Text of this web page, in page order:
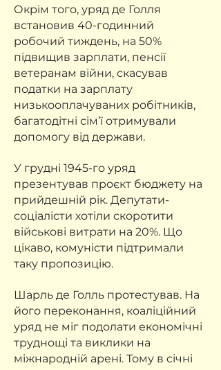
Окрім того, уряд де Голля
встановив 40-годинний
робочий тиждень, на 50%
підвищив зарплати, пенсії
ветеранам війни, скасував
податки на зарплату
низькооплачуваних робітників,
багатодітні сім’ї отримували
допомогу від держави.
У грудні 1945-го уряд
презентував проєкт бюджету на
прийдешній рік. Депутати-
соціалісти хотіли скоротити
військові витрати на 20%. Що
цікаво, комуністи підтримали
таку пропозицію.
Шарль де Голль протестував. На
його переконання, коаліційний
уряд не міг подолати економічні
труднощі та виклики на
міжнародній арені. Тому в січні